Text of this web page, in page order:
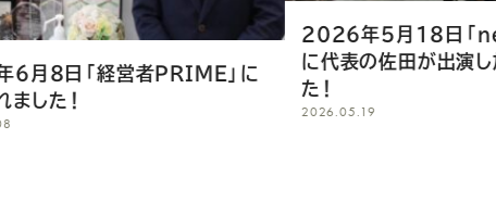
2026年5月18日「news every.」
に代表の佐田が出演し放映されまし
た！
2026.05.19
2026年5月
に代表の佐田